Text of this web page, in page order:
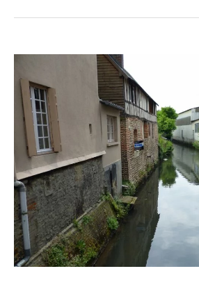
LA
LA
RISLE
EN
CANOË-
KAYAK,
DE
BRIONNE
À
PONT-
AUDEMER